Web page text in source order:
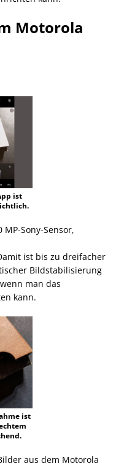
Motorola
ist
Sony-Sensor,
ist bis zu dreifacher
Bildstabilisierung
man das
kann.
ist
aus dem Motorola